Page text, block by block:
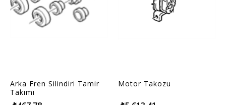
Arka Fren Silindiri Tamir
Takımı
Motor Takozu